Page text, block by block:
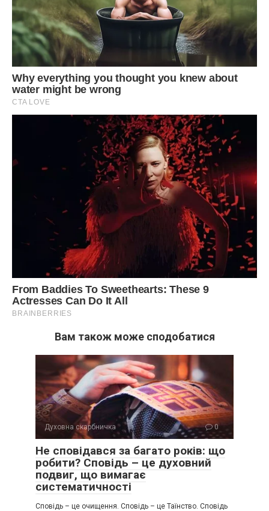
Вам також може сподобатися
Духовна скарбничка 0
Не сповідався за багато років: що
робити? Сповідь – це духовний
подвиг, що вимагає
систематичності
Сповідь – це очищення. Сповідь – це Таїнство. Сповідь